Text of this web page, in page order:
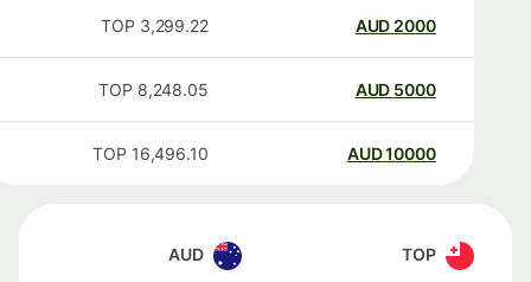
2000
AUD
3,299.22
TOP
5000
AUD
8,248.05
TOP
10000
AUD
16,496.10
TOP
TOP
AUD